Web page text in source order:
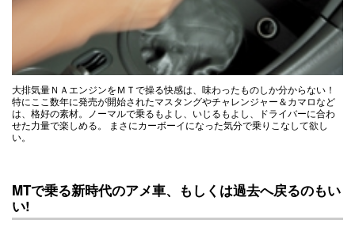
大排気量ＮＡエンジンをＭＴで操る快感は、味わったものしか分からない！
特にここ数年に発売が開始されたマスタングやチャレンジャー＆カマロなど
は、格好の素材。ノーマルで乗るもよし、いじるもよし、ドライバーに合わ
せた力量で楽しめる。 まさにカーボーイになった気分で乗りこなして欲し
い。
MTで乗る新時代のアメ車、もしくは過去へ戻るのもい
い!